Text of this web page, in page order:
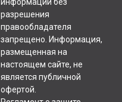
разрешения
правообладателя
запрещено. Информация,
размещенная на
настоящем сайте, не
является публичной
офертой.